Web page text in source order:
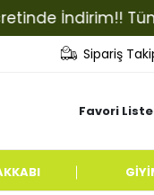
İndirim!! Tüm
Sipariş
Favori